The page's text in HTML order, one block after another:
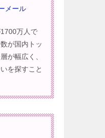
メール
万人で
が国内トッ
が幅広く、
を探すこと